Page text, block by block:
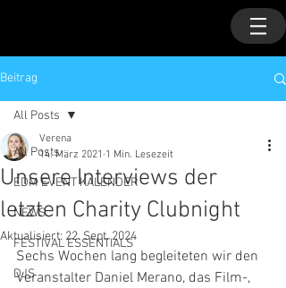
Beitrag
All Posts
EDM EVENT KALENDER
NEWS
FESTIVAL ESSENTIALS
DJS
All Posts
Unsere Interviews der
letzten Charity Clubnight
Verena
14. März 2021 1 Min. Lesezeit
Aktualisiert: 22. Sept. 2024
Sechs Wochen lang begleiteten wir den
Veranstalter Daniel Merano, das Film-,